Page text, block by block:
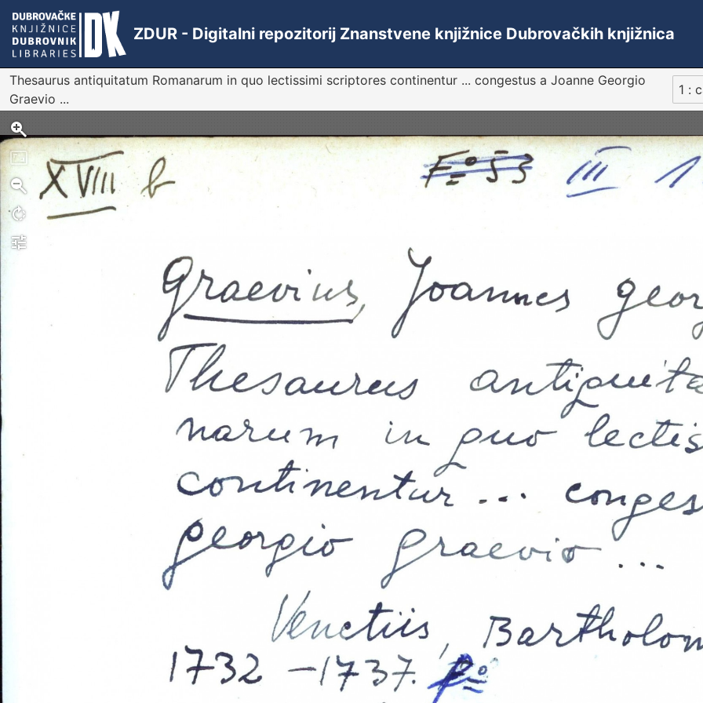
ZDUR - Digitalni repozitorij Znanstvene knjižnice Dubrovačkih knjižnica
Thesaurus antiquitatum Romanarum in quo lectissimi scriptores continentur ... congestus a Joanne Georgio
Graevio ...
1 :
Sken